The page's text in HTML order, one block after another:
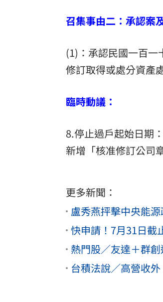
召集事由二：承認案
(1)：承認民國一百一
修訂取得或處分資產
臨時動議：
8.停止過戶起始日期
新增「核准修訂公司
更多新聞：
盧秀燕抨擊中央能
快申請！7月31日
熱門股／友達＋群
台積法說／高營收